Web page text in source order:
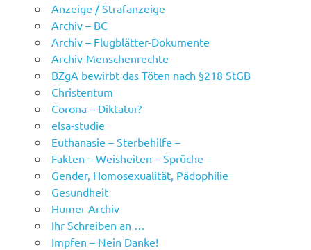
Anzeige / Strafanzeige
Archiv – BC
Archiv – Flugblätter-Dokumente
Archiv-Menschenrechte
BZgA bewirbt das Töten nach §218 StGB
Christentum
Corona – Diktatur?
elsa-studie
Euthanasie – Sterbehilfe –
Fakten – Weisheiten – Sprüche
Gender, Homosexualität, Pädophilie
Gesundheit
Humer-Archiv
Ihr Schreiben an …
Impfen – Nein Danke!